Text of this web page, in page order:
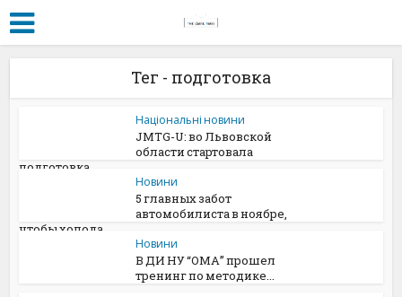
Тег - подготовка
Національні новини
JMTG-U: во Львовской
области стартовала
подготовка...
Новини
5 главных забот
автомобилиста в ноябре,
чтобы холода...
Новини
В ДИ НУ “ОМА” прошел
тренинг по методике...